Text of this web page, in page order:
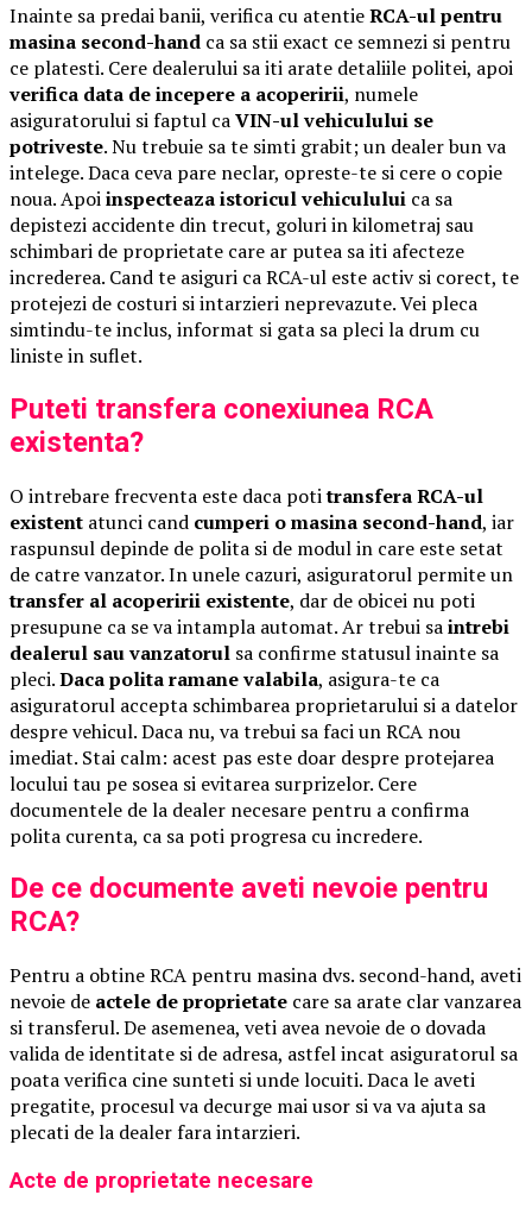
Inainte sa predai banii, verifica cu atentieRCA-ul pentru
masina second-hand ca sa stii exact ce semnezi si pentru
ce platesti. Cere dealerului sa iti arate detaliile politei, apoi
verifica data de incepere a acoperirii, numele
asiguratorului si faptul caVIN-ul vehiculului se
potriveste. Nu trebuie sa te simti grabit; un dealer bun va
intelege. Daca ceva pare neclar, opreste-te si cere o copie
noua. Apoiinspecteaza istoricul vehiculului ca sa
depistezi accidente din trecut, goluri in kilometraj sau
schimbari de proprietate care ar putea sa iti afecteze
increderea. Cand te asiguri ca RCA-ul este activ si corect, te
protejezi de costuri si intarzieri neprevazute. Vei pleca
simtindu-te inclus, informat si gata sa pleci la drum cu
liniste in suflet.
Puteti transfera conexiunea RCA
existenta?
O intrebare frecventa este daca potitransfera RCA-ul
existent atunci cand cumperi o masina second-hand, iar
raspunsul depinde de polita si de modul in care este setat
de catre vanzator. In unele cazuri, asiguratorul permite un
transfer al acoperirii existente, dar de obicei nu poti
presupune ca se va intampla automat. Ar trebui saintrebi
dealerul sau vanzatorul sa confirme statusul inainte sa
pleci.Daca polita ramane valabila, asigura-te ca
asiguratorul accepta schimbarea proprietarului si a datelor
despre vehicul. Daca nu, va trebui sa faci un RCA nou
imediat. Stai calm: acest pas este doar despre protejarea
locului tau pe sosea si evitarea surprizelor. Cere
documentele de la dealer necesare pentru a confirma
polita curenta, ca sa poti progresa cu incredere.
De ce documente aveti nevoie pentru
RCA?
Pentru a obtine RCA pentru masina dvs. second-hand, aveti
nevoie de actele de proprietate care sa arate clar vanzarea
si transferul. De asemenea, veti avea nevoie de o dovada
valida de identitate si de adresa, astfel incat asiguratorul sa
poata verifica cine sunteti si unde locuiti. Daca le aveti
pregatite, procesul va decurge mai usor si va va ajuta sa
plecati de la dealer fara intarzieri.
Acte de proprietate necesare